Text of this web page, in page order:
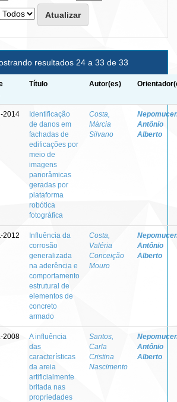
resultados 24 a 33 de 33
Título Autor(es)
2014
Identificação
de danos em
fachadas de
edificações por
meio de
imagens
panorâmicas
geradas por
plataforma
robótica
fotográfica
Costa,
Márcia
Silvano
Antônio
Alberto
2012
Influência da
corrosão
generalizada
na aderência e
comportamento
estrutural de
elementos de
concreto
armado
Costa,
Valéria
Conceição
Mouro
Antônio
Alberto
2008
A influência
das
características
da areia
artificialmente
britada nas
propriedades
Santos,
Carla
Cristina
Nascimento
Antônio
Alberto